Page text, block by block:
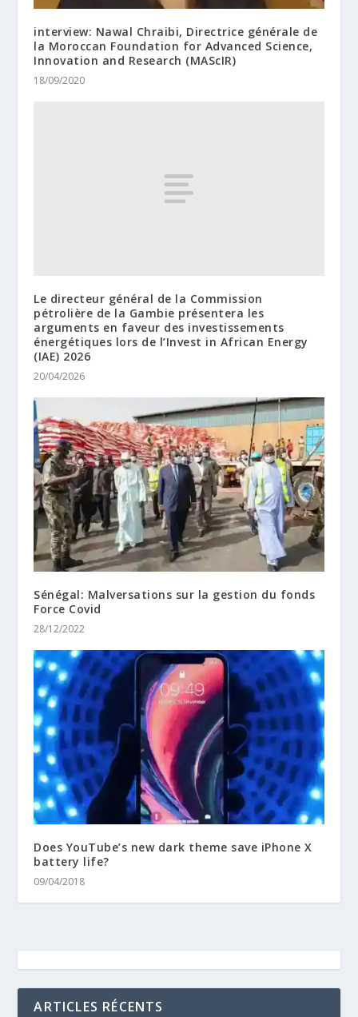
interview: Nawal Chraibi, Directrice générale de
la Moroccan Foundation for Advanced Science,
Innovation and Research (MAScIR)
18/09/2020
Le directeur général de la Commission
pétrolière de la Gambie présentera les
arguments en faveur des investissements
énergétiques lors de l’Invest in African Energy
(IAE) 2026
20/04/2026
Sénégal: Malversations sur la gestion du fonds
Force Covid
28/12/2022
Does YouTube’s new dark theme save iPhone X
battery life?
09/04/2018
ARTICLES RÉCENTS